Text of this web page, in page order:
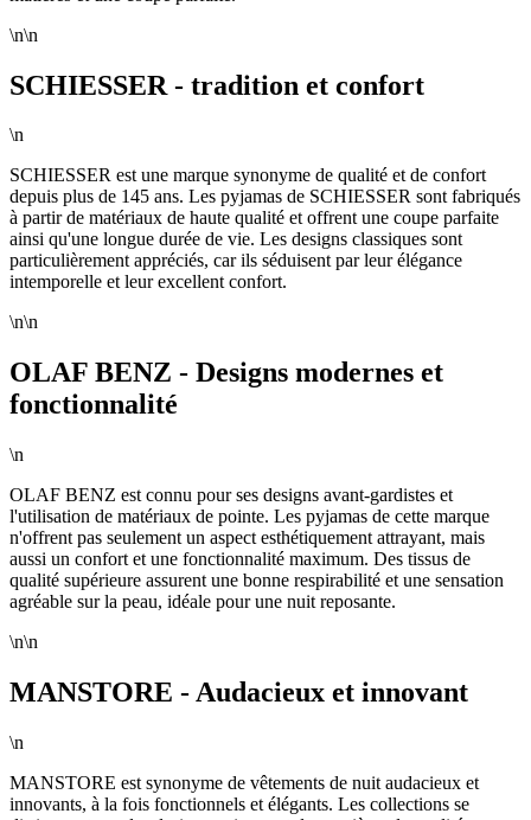
\n\n
SCHIESSER - tradition et confort
\n
SCHIESSER est une marque synonyme de qualité et de confort
depuis plus de 145 ans. Les pyjamas de SCHIESSER sont fabriqués
à partir de matériaux de haute qualité et offrent une coupe parfaite
ainsi qu'une longue durée de vie. Les designs classiques sont
particulièrement appréciés, car ils séduisent par leur élégance
intemporelle et leur excellent confort.
\n\n
OLAF BENZ - Designs modernes et
fonctionnalité
\n
OLAF BENZ est connu pour ses designs avant-gardistes et
l'utilisation de matériaux de pointe. Les pyjamas de cette marque
n'offrent pas seulement un aspect esthétiquement attrayant, mais
aussi un confort et une fonctionnalité maximum. Des tissus de
qualité supérieure assurent une bonne respirabilité et une sensation
agréable sur la peau, idéale pour une nuit reposante.
\n\n
MANSTORE - Audacieux et innovant
\n
MANSTORE est synonyme de vêtements de nuit audacieux et
innovants, à la fois fonctionnels et élégants. Les collections se